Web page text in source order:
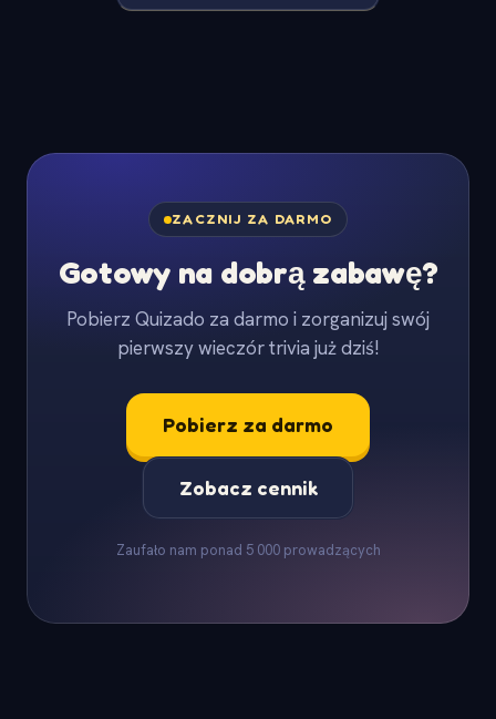
ZACZNIJ ZA DARMO
Gotowy na dobrą zabawę?
Pobierz Quizado za darmo i zorganizuj swój
pierwszy wieczór trivia już dziś!
Pobierz za darmo
Zobacz cennik
Zaufało nam ponad 5 000 prowadzących